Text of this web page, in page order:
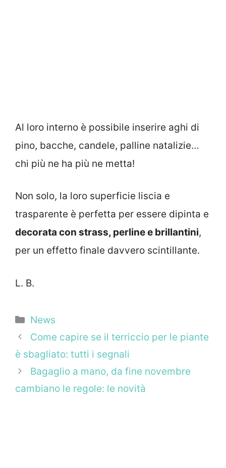
Al loro interno è possibile inserire aghi di
pino, bacche, candele, palline natalizie…
chi più ne ha più ne metta!
Non solo, la loro superficie liscia e
trasparente è perfetta per essere dipinta e
decorata con strass, perline e brillantini,
per un effetto finale davvero scintillante.
L. B.
Categorie
News
Come capire se il terriccio per le piante
è sbagliato: tutti i segnali
Bagaglio a mano, da fine novembre
cambiano le regole: le novità